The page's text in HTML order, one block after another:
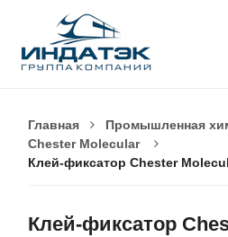
Главная
Промышленная
Chester Molecular
Клей-фиксатор Chester
Клей-фиксатор